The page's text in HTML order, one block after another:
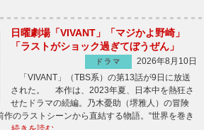
日曜劇場「VIVANT」「マジかよ野崎」
「ラストがショック過ぎてぼうぜん」
ドラマ
2026年8月10日
「VIVANT」（TBS系）の第13話が9日に放送
された。 本作は、2023年夏、日本中を熱狂さ
せたドラマの続編。乃木憂助（堺雅人）の冒険
のラストシーンから直結する物語。“世界を巻き